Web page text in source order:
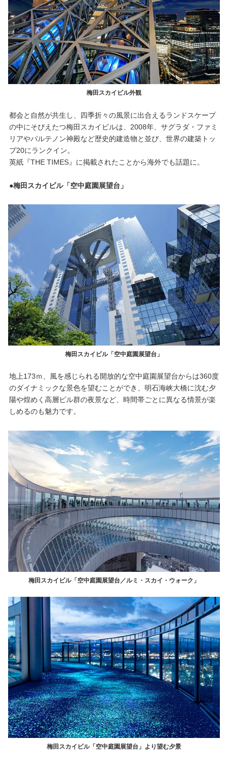
梅田スカイビル外観
都会と自然が共生し、四季折々の風景に出合えるランドスケープ
の中にそびえたつ梅田スカイビルは、2008年、サグラダ・ファミ
リアやパルテノン神殿など歴史的建造物と並び、世界の建築トッ
プ20にランクイン。
英紙『THE TIMES』に掲載されたことから海外でも話題に。
●梅田スカイビル「空中庭園展望台」
梅田スカイビル「空中庭園展望台」
地上173ｍ、風を感じられる開放的な空中庭園展望台からは360度
のダイナミックな景色を望むことができ、明石海峡大橋に沈む夕
陽や煌めく高層ビル群の夜景など、時間帯ごとに異なる情景が楽
しめるのも魅力です。
梅田スカイビル「空中庭園展望台／ルミ・スカイ・ウォーク」
梅田スカイビル「空中庭園展望台」より望む夕景